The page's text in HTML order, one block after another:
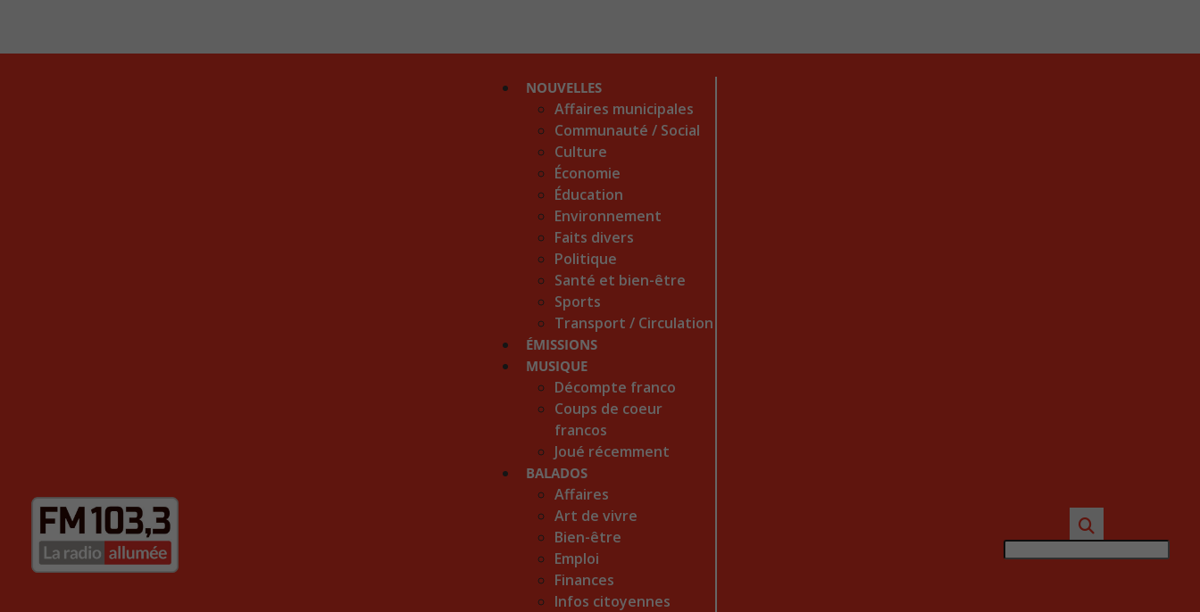
NOUVELLES
Affaires municipales
Communauté / Social
Culture
Économie
Éducation
Environnement
Faits divers
Politique
Santé et bien-être
Sports
Transport / Circulation
ÉMISSIONS
MUSIQUE
Décompte franco
Coups de coeur
francos
Joué récemment
BALADOS
Affaires
Art de vivre
Bien-être
Emploi
Finances
Infos citoyennes